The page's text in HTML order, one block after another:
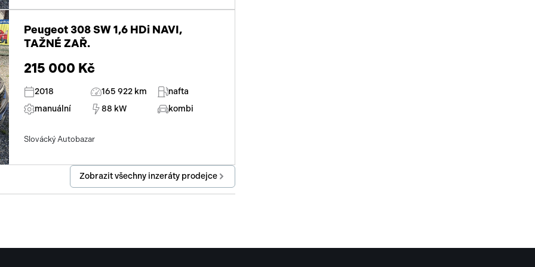
Peugeot 308 SW 1,6 HDi NAVI,
TAŽNÉ ZAŘ.
215 000 Kč
2018 165 922 km
nafta
manuální
88 kW kombi
Slovácký Autobazar
Zobrazit všechny inzeráty prodejce